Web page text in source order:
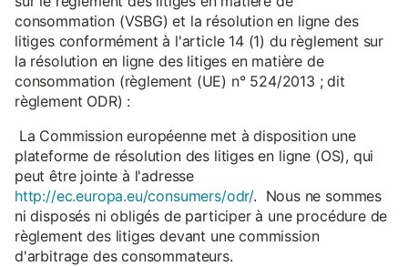
consommation (VSBG) et la résolution en ligne des
litiges conformément à l'article 14 (1) du règlement sur
la résolution en ligne des litiges en matière de
consommation (règlement (UE) n° 524/2013 ; dit
règlement ODR) :
La Commission européenne met à disposition une
plateforme de résolution des litiges en ligne (OS), qui
peut être jointe à l'adresse
http://ec.europa.eu/consumers/odr/. Nous ne sommes
ni disposés ni obligés de participer à une procédure de
règlement des litiges devant une commission
d'arbitrage des consommateurs.